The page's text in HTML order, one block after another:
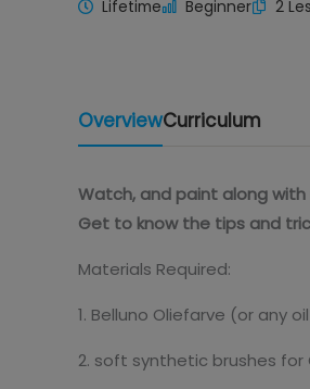
Lifetime Beginner 2
OverviewCurriculum
Watch, and paint along
Get to know the tips and
Materials Required:
1. Belluno Oliefarve (or any
2. soft synthetic brushes for